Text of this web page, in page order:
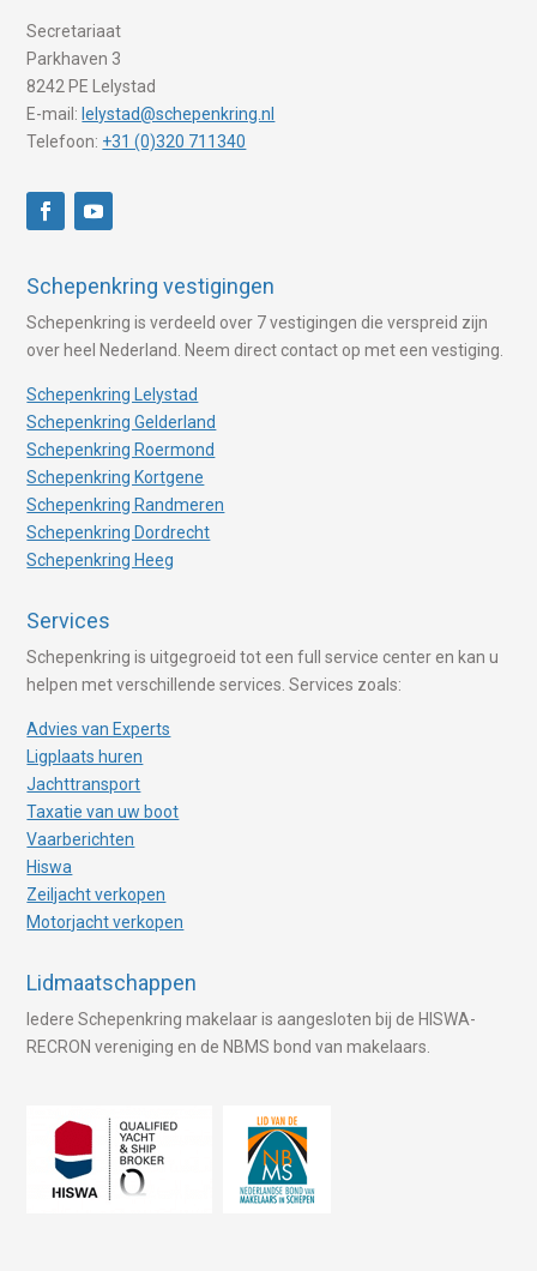
Secretariaat
Parkhaven 3
8242 PE Lelystad
E-mail: lelystad@schepenkring.nl
Telefoon: +31 (0)320 711340
Schepenkring vestigingen
Schepenkring is verdeeld over 7 vestigingen die verspreid zijn
over heel Nederland. Neem direct contact op met een vestiging.
Schepenkring Lelystad
Schepenkring Gelderland
Schepenkring Roermond
Schepenkring Kortgene
Schepenkring Randmeren
Schepenkring Dordrecht
Schepenkring Heeg
Services
Schepenkring is uitgegroeid tot een full service center en kan u
helpen met verschillende services. Services zoals:
Advies van Experts
Ligplaats huren
Jachttransport
Taxatie van uw boot
Vaarberichten
Hiswa
Zeiljacht verkopen
Motorjacht verkopen
Lidmaatschappen
Iedere Schepenkring makelaar is aangesloten bij de HISWA-
RECRON vereniging en de NBMS bond van makelaars.